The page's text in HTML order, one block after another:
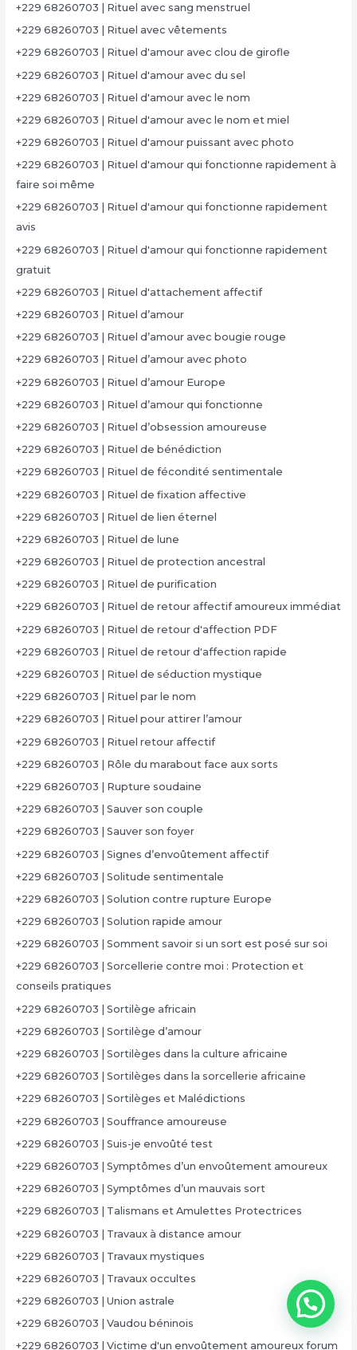
+229 68260703 | Rituel avec sang menstruel
+229 68260703 | Rituel avec vêtements
+229 68260703 | Rituel d'amour avec clou de girofle
+229 68260703 | Rituel d'amour avec du sel
+229 68260703 | Rituel d'amour avec le nom
+229 68260703 | Rituel d'amour avec le nom et miel
+229 68260703 | Rituel d'amour puissant avec photo
+229 68260703 | Rituel d'amour qui fonctionne rapidement à
faire soi même
+229 68260703 | Rituel d'amour qui fonctionne rapidement
avis
+229 68260703 | Rituel d'amour qui fonctionne rapidement
gratuit
+229 68260703 | Rituel d'attachement affectif
+229 68260703 | Rituel d’amour
+229 68260703 | Rituel d’amour avec bougie rouge
+229 68260703 | Rituel d’amour avec photo
+229 68260703 | Rituel d’amour Europe
+229 68260703 | Rituel d’amour qui fonctionne
+229 68260703 | Rituel d’obsession amoureuse
+229 68260703 | Rituel de bénédiction
+229 68260703 | Rituel de fécondité sentimentale
+229 68260703 | Rituel de fixation affective
+229 68260703 | Rituel de lien éternel
+229 68260703 | Rituel de lune
+229 68260703 | Rituel de protection ancestral
+229 68260703 | Rituel de purification
+229 68260703 | Rituel de retour affectif amoureux immédiat
+229 68260703 | Rituel de retour d'affection PDF
+229 68260703 | Rituel de retour d'affection rapide
+229 68260703 | Rituel de séduction mystique
+229 68260703 | Rituel par le nom
+229 68260703 | Rituel pour attirer l’amour
+229 68260703 | Rituel retour affectif
+229 68260703 | Rôle du marabout face aux sorts
+229 68260703 | Rupture soudaine
+229 68260703 | Sauver son couple
+229 68260703 | Sauver son foyer
+229 68260703 | Signes d’envoûtement affectif
+229 68260703 | Solitude sentimentale
+229 68260703 | Solution contre rupture Europe
+229 68260703 | Solution rapide amour
+229 68260703 | Somment savoir si un sort est posé sur soi
+229 68260703 | Sorcellerie contre moi : Protection et
conseils pratiques
+229 68260703 | Sortilège africain
+229 68260703 | Sortilège d’amour
+229 68260703 | Sortilèges dans la culture africaine
+229 68260703 | Sortilèges dans la sorcellerie africaine
+229 68260703 | Sortilèges et Malédictions
+229 68260703 | Souffrance amoureuse
+229 68260703 | Suis-je envoûté test
+229 68260703 | Symptômes d’un envoûtement amoureux
+229 68260703 | Symptômes d’un mauvais sort
+229 68260703 | Talismans et Amulettes Protectrices
+229 68260703 | Travaux à distance amour
+229 68260703 | Travaux mystiques
+229 68260703 | Travaux occultes
+229 68260703 | Union astrale
+229 68260703 | Vaudou béninois
+229 68260703 | Victime d'un envoûtement amoureux forum